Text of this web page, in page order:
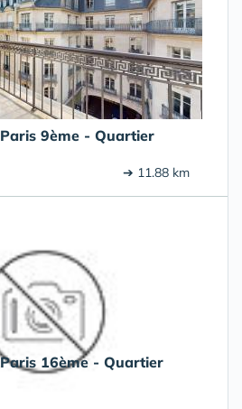
9ème - Quartier
➔ 11.88 km
16ème - Quartier